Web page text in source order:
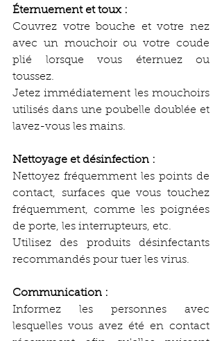
Éternuement et toux :
Couvrez votre bouche et votre nez
avec un mouchoir ou votre coude
plié lorsque vous éternuez ou
toussez.
Jetez immédiatement les mouchoirs
utilisés dans une poubelle doublée et
lavez-vous les mains.
Nettoyage et désinfection :
Nettoyez fréquemment les points de
contact, surfaces que vous touchez
fréquemment, comme les poignées
de porte, les interrupteurs, etc.
Utilisez des produits désinfectants
recommandés pour tuer les virus.
Communication :
Informez les personnes avec
lesquelles vous avez été en contact